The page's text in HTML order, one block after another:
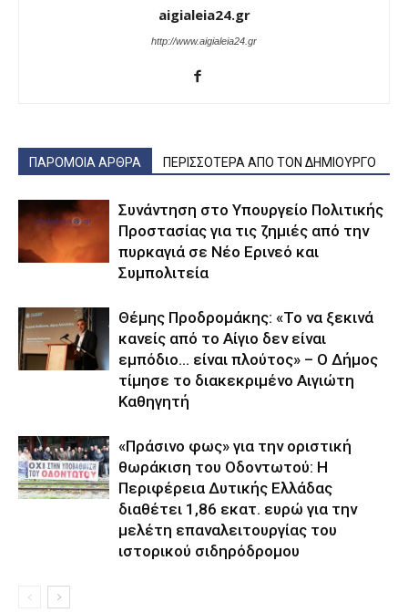
aigialeia24.gr
http://www.aigialeia24.gr
ΠΑΡΟΜΟΙΑ ΑΡΘΡΑ ΠΕΡΙΣΣΟΤΕΡΑ ΑΠΟ ΤΟΝ ΔΗΜΙΟΥΡΓΟ
Συνάντηση στο Υπουργείο Πολιτικής
Προστασίας για τις ζημιές από την
πυρκαγιά σε Νέο Ερινεό και
Συμπολιτεία
Θέμης Προδρομάκης: «Το να ξεκινά
κανείς από το Αίγιο δεν είναι
εμπόδιο… είναι πλούτος» – O Δήμος
τίμησε το διακεκριμένο Αιγιώτη
Καθηγητή
«Πράσινο φως» για την οριστική
θωράκιση του Οδοντωτού: Η
Περιφέρεια Δυτικής Ελλάδας
διαθέτει 1,86 εκατ. ευρώ για την
μελέτη επαναλειτουργίας του
ιστορικού σιδηρόδρομου